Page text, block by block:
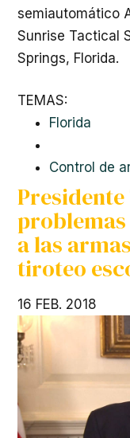
semiautomático
Sunrise Tactical
Springs, Florida.
TEMAS:
Florida
Control de
a las
tiroteo
16 FEB. 2018